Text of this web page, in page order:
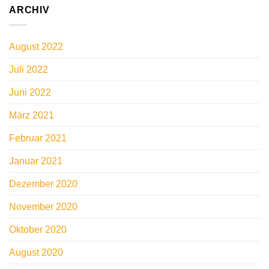
ARCHIV
August 2022
Juli 2022
Juni 2022
März 2021
Februar 2021
Januar 2021
Dezember 2020
November 2020
Oktober 2020
August 2020